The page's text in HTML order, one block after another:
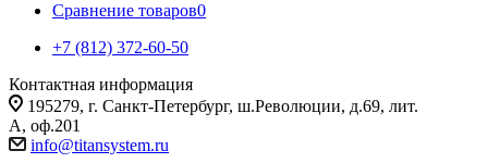
Сравнение товаров0
+7 (812) 372-60-50
Контактная информация
195279, г. Санкт-Петербург, ш.Революции, д.69, лит.
А, оф.201
info@titansystem.ru